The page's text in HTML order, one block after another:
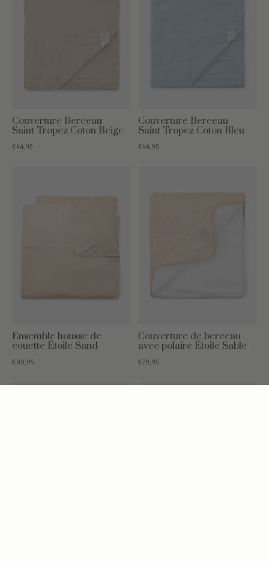
Couverture Berceau
Saint Tropez Coton Beige
€44,95
Couverture Berceau
Saint Tropez Coton Bleu
€44,95
Ensemble housse de
couette Étoile Sand
€89,95
Couverture de berceau
avec polaire Étoile Sable
€79,95